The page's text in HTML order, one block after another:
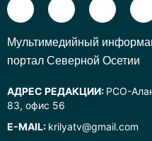
Mультимедийный
портал Северной Осетии
АДРЕС РЕДАКЦИИ: РСО-
83, офис 56
E-MAIL: krilyatv@gmail.com